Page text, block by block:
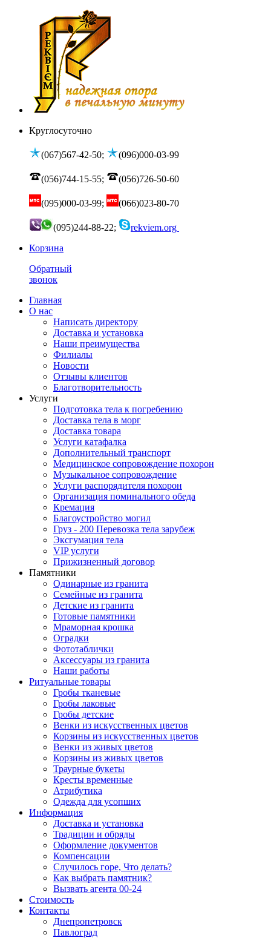
Круглосуточно
(067)567-42-50; (096)000-03-99
(056)744-15-55; (056)726-50-60
(095)000-03-99; (066)023-80-70
(095)244-88-22;
rekviem.org
Корзина
Обратный
звонок
Главная
О нас
Написать директору
Доставка и установка
Наши преимущества
Филиалы
Новости
Отзывы клиентов
Благотворительность
Услуги
Подготовка тела к погребению
Доставка тела в морг
Доставка товара
Услуги катафалка
Дополнительный транспорт
Медицинское сопровождение похорон
Музыкальное сопровождение
Услуги распорядителя похорон
Организация поминального обеда
Кремация
Благоустройство могил
Груз - 200 Перевозка тела зарубеж
Эксгумация тела
VIP услуги
Прижизненный договор
Памятники
Одинарные из гранита
Семейные из гранита
Детские из гранита
Готовые памятники
Мраморная крошка
Оградки
Фототаблички
Аксессуары из гранита
Наши работы
Ритуальные товары
Гробы тканевые
Гробы лаковые
Гробы детские
Венки из искусственных цветов
Корзины из искусственных цветов
Венки из живых цветов
Корзины из живых цветов
Траурные букеты
Кресты временные
Атрибутика
Одежда для усопших
Информация
Доставка и установка
Традиции и обряды
Оформление документов
Компенсации
Случилось горе, Что делать?
Как выбрать памятник?
Вызвать агента 00-24
Стоимость
Контакты
Днепропетровск
Павлоград